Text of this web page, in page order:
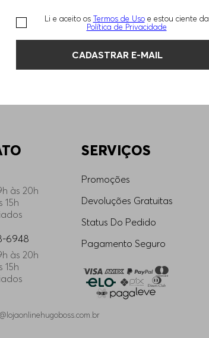
Li e aceito os Termos de Uso e estou ciente da
Política de Privacidade
CADASTRAR E-MAIL
às 20h
15h
6948
às 20h
15h
SERVIÇOS
Promoções
Devoluções Gratuitas
Status Do Pedido
Pagamento Seguro